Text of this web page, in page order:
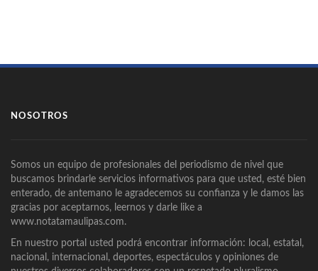
NOSOTROS
Somos un equipo de profesionales del periodismo de nivel que
buscamos brindarle servicios informativos para que usted, esté bien
enterado, de antemano le agradecemos su confianza y le damos las
gracias por aceptarnos, leernos y darle like a
www.notatamaulipas.com.
En nuestro portal usted podrá encontrar información: local, estatal,
nacional, internacional, deportes, espectáculos y opiniones de